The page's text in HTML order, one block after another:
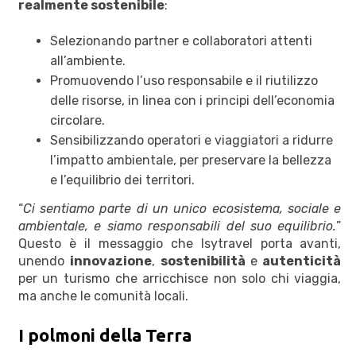
realmente sostenibile:
Selezionando partner e collaboratori attenti
all’ambiente.
Promuovendo l’uso responsabile e il riutilizzo
delle risorse, in linea con i principi dell’economia
circolare.
Sensibilizzando operatori e viaggiatori a ridurre
l’impatto ambientale, per preservare la bellezza
e l’equilibrio dei territori.
“Ci sentiamo parte di un unico ecosistema, sociale e
ambientale, e siamo responsabili del suo equilibrio.”
Questo è il messaggio che Isytravel porta avanti,
unendo innovazione, sostenibilità e autenticità
per un turismo che arricchisce non solo chi viaggia,
ma anche le comunità locali.
I polmoni della Terra